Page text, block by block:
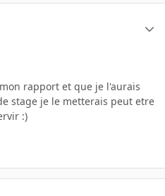
rapport et que je l'aurais
stage je le metterais peut etre
:)